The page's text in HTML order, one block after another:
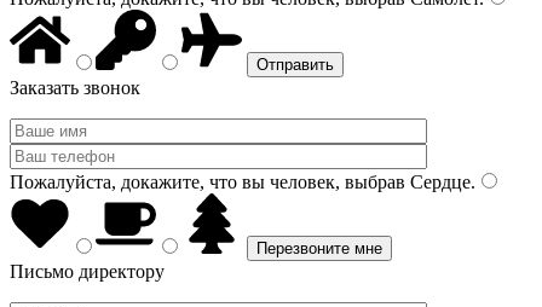
Заказать звонок
Пожалуйста, докажите, что вы человек, выбрав Сердце.
Письмо директору